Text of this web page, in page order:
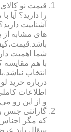
قیمت نو
را دارید؟
آشناییت
های مشابه
شما اهمیت
با هم مقایسه
انتخاب
درباره خرید
اطلاعات
و از این رو می
گارانتی جنس
که مگر اجناس
سؤال باید